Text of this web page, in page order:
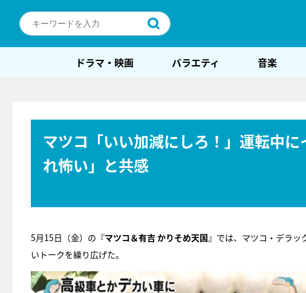
ドラマ・映画 バラエティ 音楽
マツコ「いい加減にしろ！」運転中
れ怖い」と共感
5月15日（金）の『マツコ＆有吉 かりそめ天国』では、マツコ・デラッ
いトークを繰り広げた。